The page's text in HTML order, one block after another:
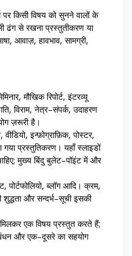
किसी विषय को सुनने वालों के
ढंग से रखना प्रस्तुतीकरण या
आवाज़, हावभाव, सामग्री,
मौखिक रिपोर्ट, इंटरव्यू
विराम, नेत्र–संपर्क, उदाहरण
ज़रूरी है।
इन्फ़ोग्राफ़िक, पोस्टर,
गया प्रस्तुतिकरण। यहाँ स्लाइडों
मुख्य बिंदु बुलेट–पॉइंट में और
पोर्टफोलियो, ब्लॉग आदि। क्रम,
शुद्धता और सन्दर्भ–सूची इसकी
मिलकर एक विषय प्रस्तुत करते हैं;
और एक–दूसरे का सहयोग